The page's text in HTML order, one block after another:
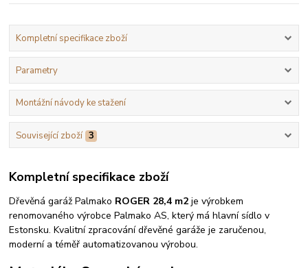
Kompletní specifikace zboží
Parametry
Montážní návody ke stažení
Související zboží 3
Kompletní specifikace zboží
Dřevěná garáž Palmako ROGER 28,4 m2je výrobkem
renomovaného výrobce Palmako AS, který má hlavní sídlo v
Estonsku. Kvalitní zpracování dřevěné garáže je zaručenou,
moderní a téměř automatizovanou výrobou.